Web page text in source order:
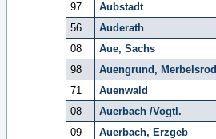
97
Aubstadt
56
Auderath
08
Aue, Sachs
98
Auengrund, Merbelsrod
71
Auenwald
08
Auerbach /Vogtl.
09
Auerbach, Erzgeb